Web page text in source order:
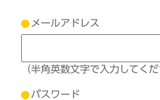
メールアドレス
（半角英数文字で入力してくだ
パスワード